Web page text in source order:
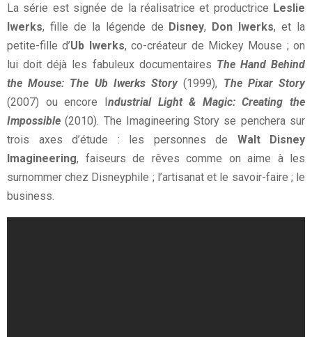
La série est signée de la réalisatrice et productrice Leslie
Iwerks, fille de la légende de Disney, Don Iwerks, et la
petite-fille d’Ub Iwerks, co-créateur de Mickey Mouse ; on
lui doit déjà les fabuleux documentaires The Hand Behind
the Mouse: The Ub Iwerks Story(1999), The Pixar Story
(2007) ou encore Industrial Light & Magic: Creating the
Impossible (2010). The Imagineering Story se penchera sur
trois axes d’étude : les personnes de Walt Disney
Imagineering, faiseurs de rêves comme on aime à les
surnommer chez Disneyphile ; l’artisanat et le savoir-faire ; le
business.